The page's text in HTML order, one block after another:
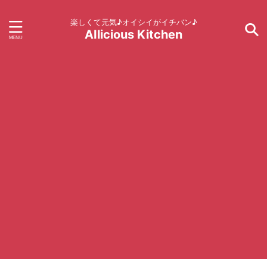
楽しくて元気♪オイシイがイチバン♪
AIlicious Kitchen